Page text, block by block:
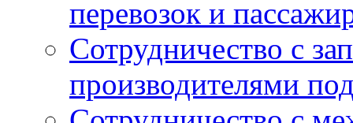
перевозок и
Сотрудничество с
производителями